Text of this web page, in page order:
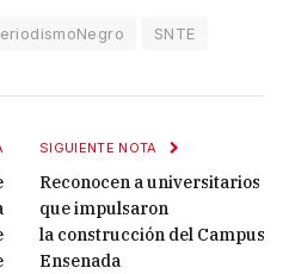
SNTE
SIGUIENTE NOTA
Reconocen a universitarios
que impulsaron
la construcción del Campus
Ensenada